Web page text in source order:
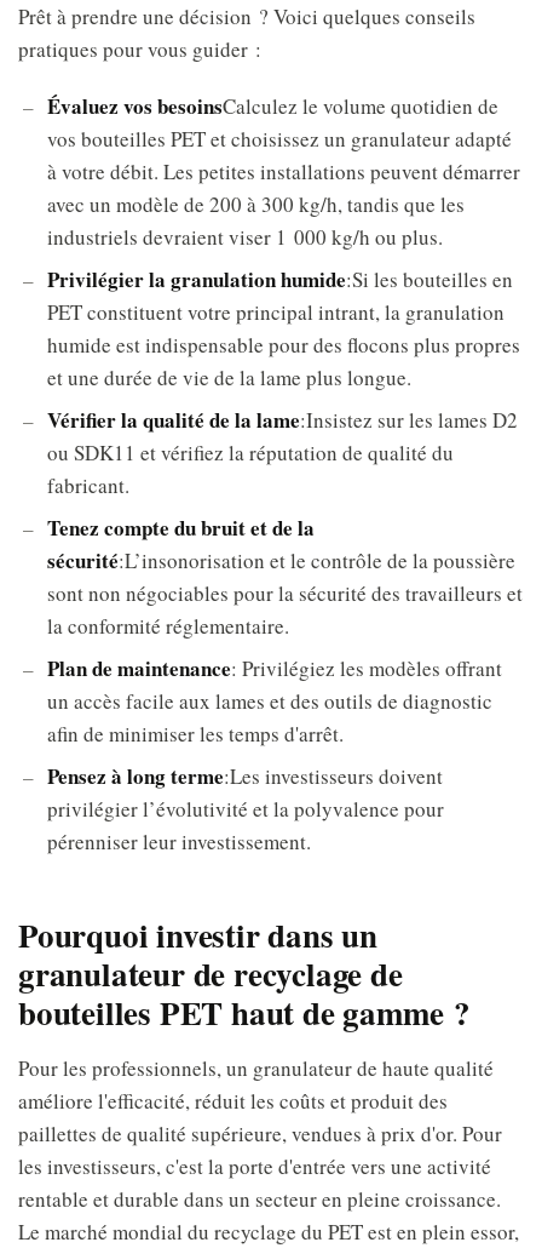
Prêt à prendre une décision ? Voici quelques conseils
pratiques pour vous guider :
Évaluez vos besoinsCalculez le volume quotidien de
vos bouteilles PET et choisissez un granulateur adapté
à votre débit. Les petites installations peuvent démarrer
avec un modèle de 200 à 300 kg/h, tandis que les
industriels devraient viser 1 000 kg/h ou plus.
Privilégier la granulation humide:Si les bouteilles en
PET constituent votre principal intrant, la granulation
humide est indispensable pour des flocons plus propres
et une durée de vie de la lame plus longue.
Vérifier la qualité de la lame:Insistez sur les lames D2
ou SDK11 et vérifiez la réputation de qualité du
fabricant.
Tenez compte du bruit et de la
sécurité:L’insonorisation et le contrôle de la poussière
sont non négociables pour la sécurité des travailleurs et
la conformité réglementaire.
Plan de maintenance: Privilégiez les modèles offrant
un accès facile aux lames et des outils de diagnostic
afin de minimiser les temps d'arrêt.
Pensez à long terme:Les investisseurs doivent
privilégier l’évolutivité et la polyvalence pour
pérenniser leur investissement.
Pourquoi investir dans un
granulateur de recyclage de
bouteilles PET haut de gamme ?
Pour les professionnels, un granulateur de haute qualité
améliore l'efficacité, réduit les coûts et produit des
paillettes de qualité supérieure, vendues à prix d'or. Pour
les investisseurs, c'est la porte d'entrée vers une activité
rentable et durable dans un secteur en pleine croissance.
Le marché mondial du recyclage du PET est en plein essor,